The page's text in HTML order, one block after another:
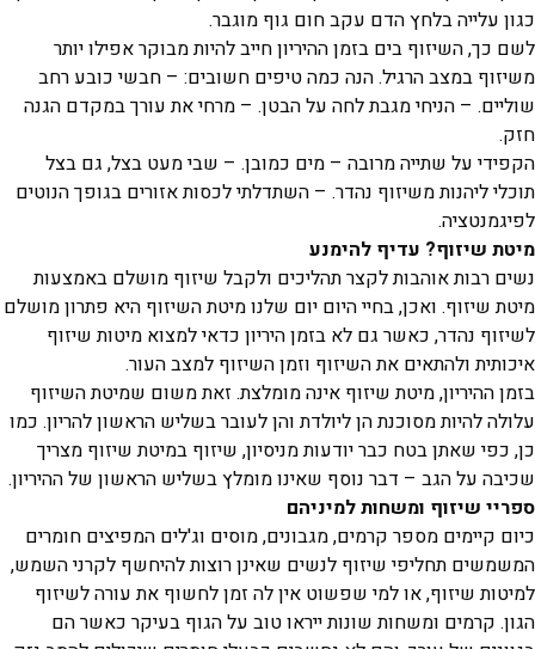
כגון עלייה בלחץ הדם עקב חום גוף מוגבר.
לשם כך, השיזוף בים בזמן ההיריון חייב להיות מבוקר אפילו יותר
משיזוף במצב הרגיל. הנה כמה טיפים חשובים: – חבשי כובע רחב
שוליים. – הניחי מגבת לחה על הבטן. – מרחי את עורך במקדם הגנה
חזק.
הקפידי על שתייה מרובה – מים כמובן. – שבי מעט בצל, גם בצל
תוכלי ליהנות משיזוף נהדר. – השתדלתי לכסות אזורים בגופך הנוטים
לפיגמנטציה.
מיטת שיזוף? עדיף להימנע
נשים רבות אוהבות לקצר תהליכים ולקבל שיזוף מושלם באמצעות
מיטת שיזוף. ואכן, בחיי היום יום שלנו מיטת השיזוף היא פתרון מושלם
לשיזוף נהדר, כאשר גם לא בזמן היריון כדאי למצוא מיטות שיזוף
איכותית ולהתאים את השיזוף וזמן השיזוף למצב העור.
בזמן ההיריון, מיטת שיזוף אינה מומלצת. זאת משום שמיטת השיזוף
עלולה להיות מסוכנת הן ליולדת והן לעובר בשליש הראשון להריון. כמו
כן, כפי שאתן בטח כבר יודעות מניסיון, שיזוף במיטת שיזוף מצריך
שכיבה על הגב – דבר נוסף שאינו מומלץ בשליש הראשון של ההיריון.
ספריי שיזוף ומשחות למיניהם
כיום קיימים מספר קרמים, מגבונים, מוסים וג'לים המפיצים חומרים
המשמשים תחליפי שיזוף לנשים שאינן רוצות להיחשף לקרני השמש,
למיטות שיזוף, או למי שפשוט אין לה זמן לחשוף את עורה לשיזוף
הגון. קרמים ומשחות שונות ייראו טוב על הגוף בעיקר כאשר הם